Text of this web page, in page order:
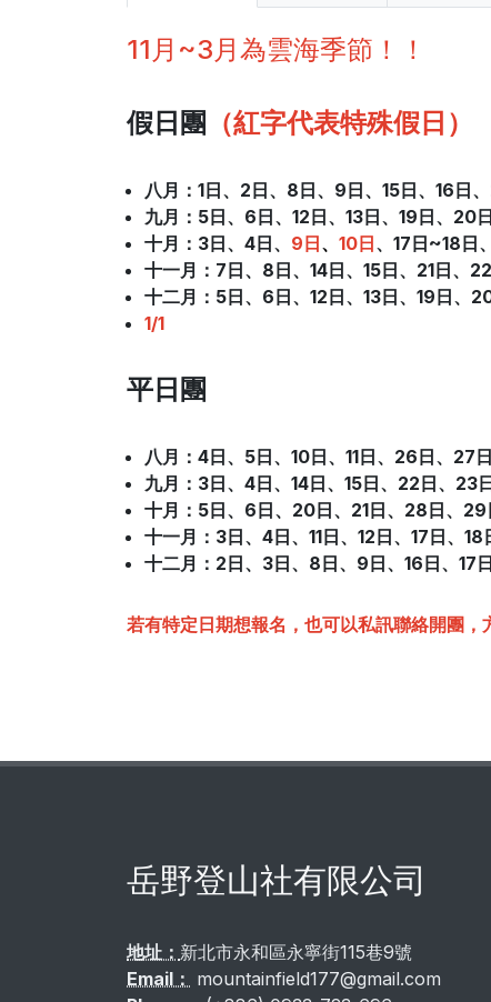
11月~3月為雲海季節！！
假日團 （紅字代表特殊假日）
八月：1日、 2日、8日、 9日、15日、 16日
九月：5日、 6日、12日、 13日、19日、 20日
十月 ：3日、 4日、 9日、 10日、17日~18日、
十一月 ：7日、 8日、14日、 15日、21日、
十二月 ：5日、 6日、12日、 13日、19日、
1/1
平日團
八月：4日、 5日、10日、 11日、26日、 27日
九月：3日、 4日、14日、 15日、22日、 23
十月 ：5日、 6日、20日、 21日、28日、 29
十一月 ：3日、 4日、11日、 12日、17日、 18
十二月 ：2日、 3日、8日、 9日、16日、 17
若有特定日期想報名，也可以私訊聯絡開團，
岳野登山社有限公司
地址： 新北市永和區永寧街115巷9號
Email： mountainfield177@gmail.com